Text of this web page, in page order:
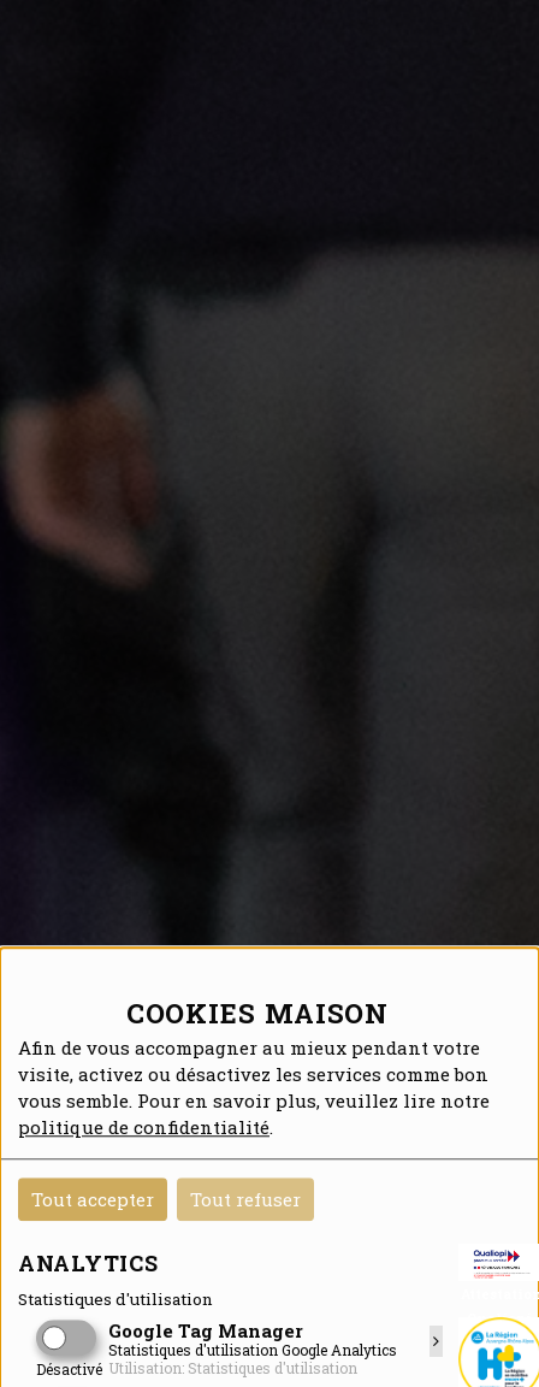
COOKIES MAISON
Afin de vous accompagner au mieux pendant votre
visite, activez ou désactivez les services comme bon
vous semble. Pour en savoir plus, veuillez lire notre
politique de confidentialité.
Tout accepter Tout refuser
ANALYTICS
Statistiques d'utilisation
Google Tag Manager
Désactivé
Statistiques d'utilisation Google Analytics
Utilisation: Statistiques d'utilisation
Qualiopi